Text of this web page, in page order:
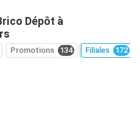
Dépôt à
Promotions 134 Filiales 172